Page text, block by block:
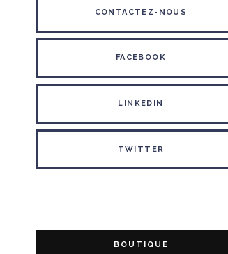
CONTACTEZ-NOUS
FACEBOOK
LINKEDIN
TWITTER
BOUTIQUE